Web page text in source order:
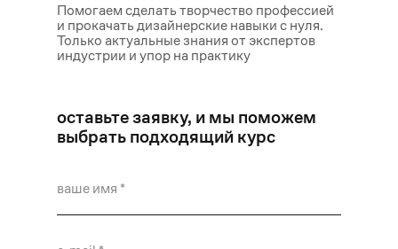
Помогаем сделать творчество профессией
и прокачать дизайнерские навыки с нуля.
Только актуальные знания от экспертов
индустрии и упор на практику
оставьте заявку, и мы поможем
выбрать подходящий курс